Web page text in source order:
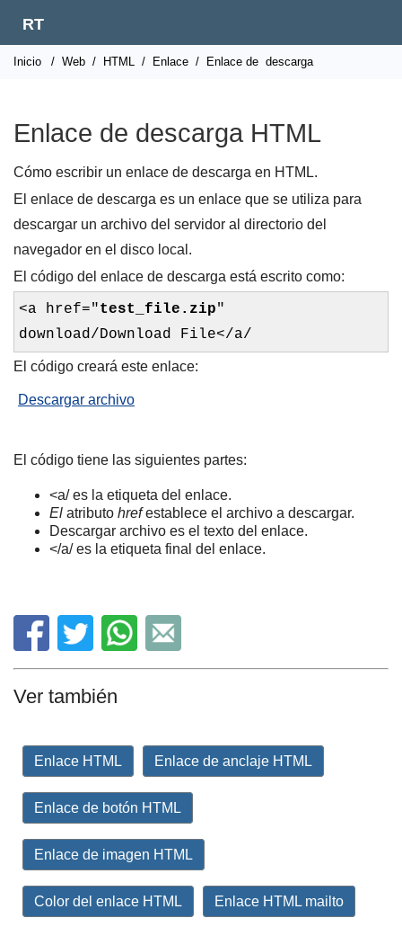
RT
Inicio / Web / HTML / Enlace / Enlace de descarga
Enlace de descarga HTML
Cómo escribir un enlace de descarga en HTML.
El enlace de descarga es un enlace que se utiliza para
descargar un archivo del servidor al directorio del
navegador en el disco local.
El código del enlace de descarga está escrito como:
<a href="test_file.zip"
download/Download File</a/
El código creará este enlace:
Descargar archivo
El código tiene las siguientes partes:
<a/ es la etiqueta del enlace.
El atributo hrefestablece el archivo a descargar.
Descargar archivo es el texto del enlace.
</a/ es la etiqueta final del enlace.
Ver también
Enlace HTML Enlace de anclaje HTML
Enlace de botón HTML
Enlace de imagen HTML
Color del enlace HTML Enlace HTML mailto